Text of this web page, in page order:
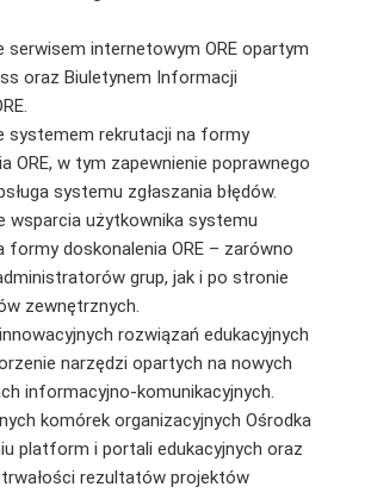
serwisem internetowym ORE opartym
oraz Biuletynem Informacji
systemem rekrutacji na formy
ORE, w tym zapewnienie poprawnego
systemu zgłaszania błędów.
wsparcia użytkownika systemu
formy doskonalenia ORE – zarówno
grup, jak i po stronie
zewnętrznych.
rozwiązań edukacyjnych
narzędzi opartych na nowych
informacyjno-komunikacyjnych.
komórek organizacyjnych Ośrodka
platform i portali edukacyjnych oraz
rezultatów projektów